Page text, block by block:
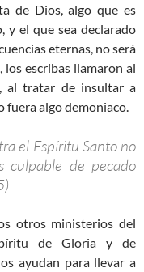
de Dios, algo que es
y el que sea declarado
eternas, no será
, los escribas llamaron al
al tratar de insultar a
fuera algo demoniaco.
el Espíritu Santo no
culpable de pecado
otros ministerios del
de Gloria y de
ayudan para llevar a